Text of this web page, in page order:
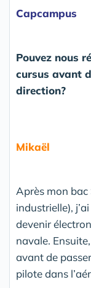
Capcampus
Pouvez nous
cursus avant
direction?
Mikaël
Après mon
industrielle),
devenir
navale.
avant de
pilote dans